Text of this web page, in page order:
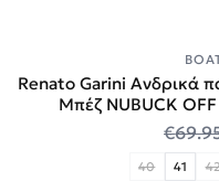
Renato Garini Ανδρικά
Μπέζ NUBUCK
€
40 41